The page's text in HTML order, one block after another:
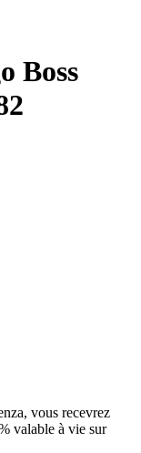
Boss
vous recevrez
valable à vie sur